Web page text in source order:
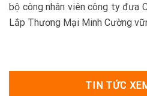
TIN TỨC
bộ công nhân viên công ty đưa
Lắp Thương Mại Minh Cường